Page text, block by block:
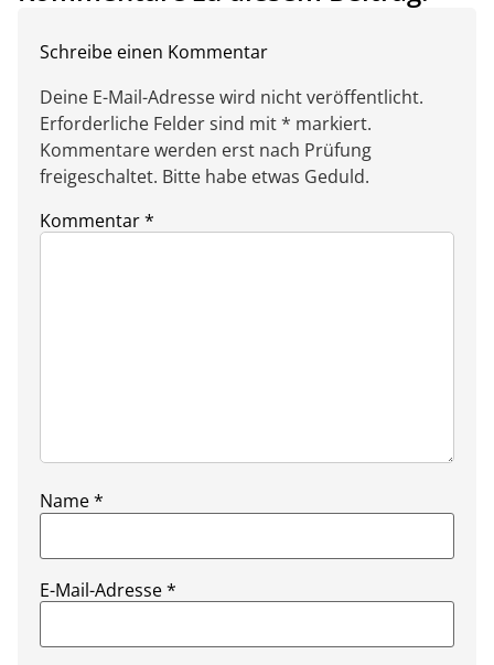
Schreibe einen Kommentar
Deine E-Mail-Adresse wird nicht veröffentlicht.
Erforderliche Felder sind mit * markiert.
Kommentare werden erst nach Prüfung
freigeschaltet. Bitte habe etwas Geduld.
Kommentar*
Name*
E-Mail-Adresse*